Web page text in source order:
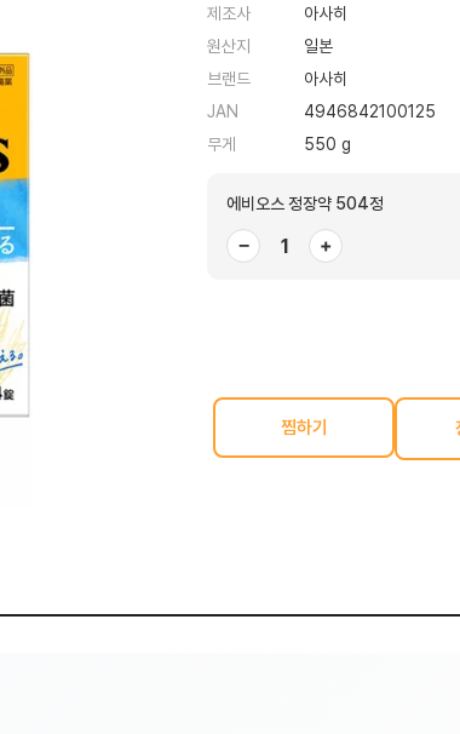
제조사
아사히
원산지
일본
브랜드
아사히
JAN
4946842100125
무게
550 g
에비오스 정장약 504정
− +
찜하기